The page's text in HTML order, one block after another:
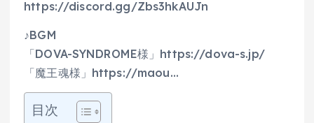
https://discord.gg/Zbs3hkAUJn
♪BGM
「DOVA-SYNDROME様」https://dova-s.jp/
「魔王魂様」https://maou…
目次